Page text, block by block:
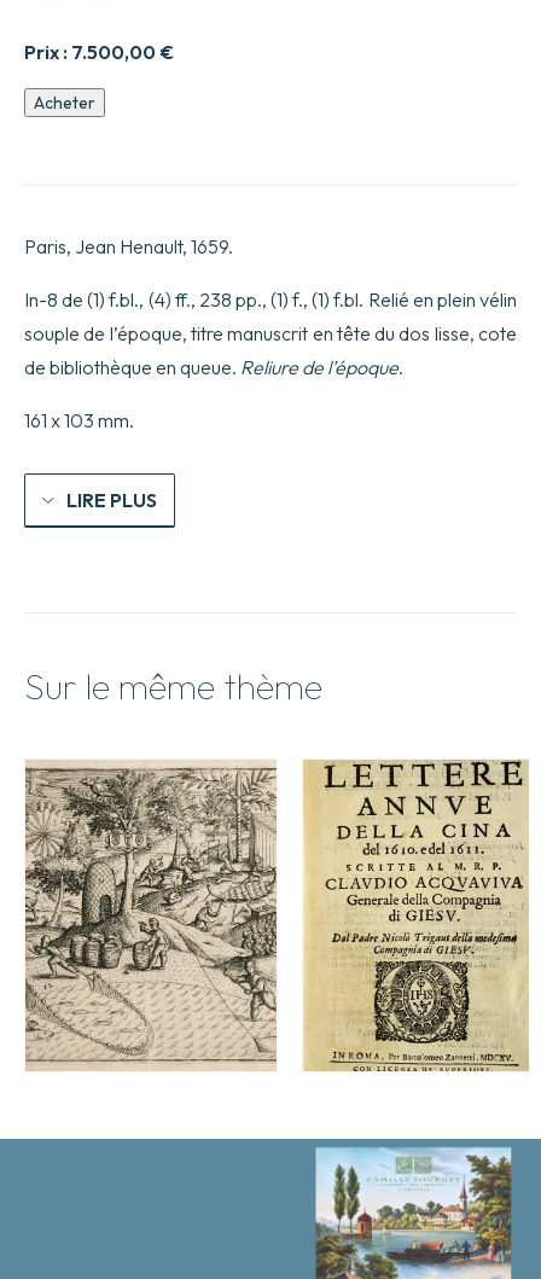
Prix : 7.500,00 €
quantité
de
de
Compagnie
Jesus,
dans
les
Orientales.
Acheter
Paris, Jean Henault, 1659.
In-8 de (1) f.bl., (4) ff., 238 pp., (1) f., (1) f.bl. Relié en plein vélin
souple de l’époque, titre manuscrit en tête du dos lisse, cote
de bibliothèque en queue. Reliure de l’époque.
161 x 103 mm.
LIRE PLUS
Sur le même thème